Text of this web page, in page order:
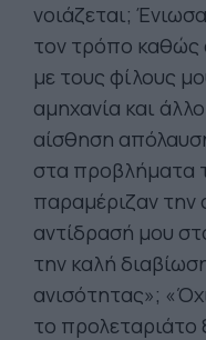
νοιάζεται;
τον τρόπο καθώς
με τους φίλους
αμηχανία και
αίσθηση
στα προβλήματα
παραμέριζαν
αντίδρασή μου
την καλή
ανισότητας»;
το προλεταριάτο